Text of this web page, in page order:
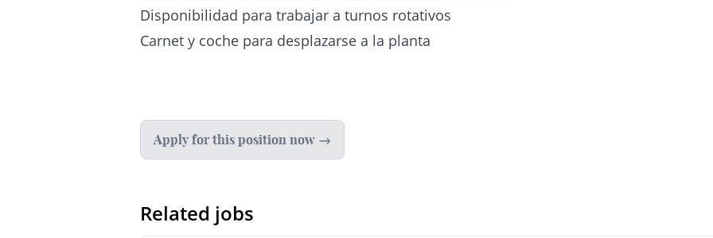
Disponibilidad para trabajar a turnos rotativos
Carnet y coche para desplazarse a la planta
Apply for this position now →
Related jobs